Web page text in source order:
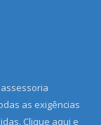
as exigências
Clique aqui e